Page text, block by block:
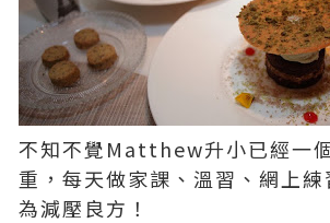
不知不覺Matthew升小已經一
重，每天做家課、溫習、網上
為減壓良方！